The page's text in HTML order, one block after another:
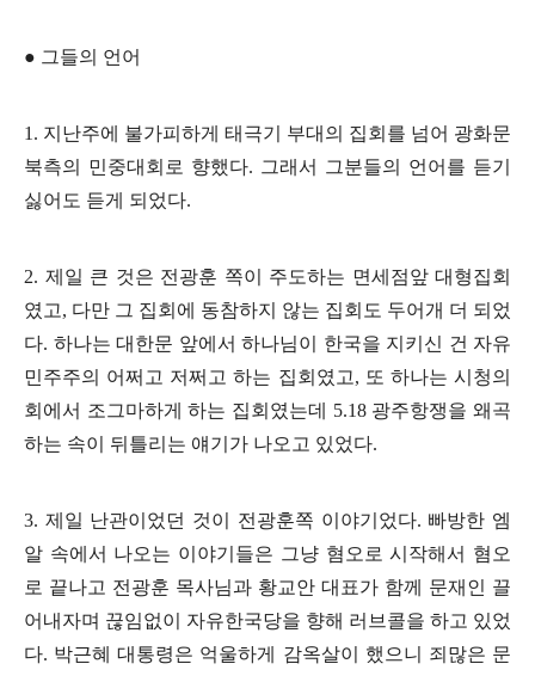
● 그들의 언어
1. 지난주에 불가피하게 태극기 부대의 집회를 넘어 광화문
북측의 민중대회로 향했다. 그래서 그분들의 언어를 듣기
싫어도 듣게 되었다.
2. 제일 큰 것은 전광훈 쪽이 주도하는 면세점앞 대형집회
였고, 다만 그 집회에 동참하지 않는 집회도 두어개 더 되었
다. 하나는 대한문 앞에서 하나님이 한국을 지키신 건 자유
민주주의 어쩌고 저쩌고 하는 집회였고, 또 하나는 시청의
회에서 조그마하게 하는 집회였는데 5.18 광주항쟁을 왜곡
하는 속이 뒤틀리는 얘기가 나오고 있었다.
3. 제일 난관이었던 것이 전광훈쪽 이야기었다. 빠방한 엠
알 속에서 나오는 이야기들은 그냥 혐오로 시작해서 혐오
로 끝나고 전광훈 목사님과 황교안 대표가 함께 문재인 끌
어내자며 끊임없이 자유한국당을 향해 러브콜을 하고 있었
다. 박근혜 대통령은 억울하게 감옥살이 했으니 죄많은 문